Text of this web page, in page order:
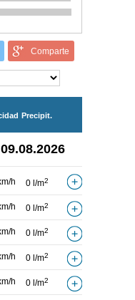
Comparte
Precipit.
09.08.2026
h 0 l/m2
h 0 l/m2
h 0 l/m2
h 0 l/m2
h 0 l/m2